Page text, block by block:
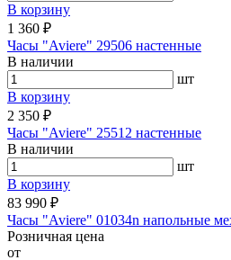
В корзину
1 360 ₽
Часы "Aviere" 29506 настенные
В наличии
шт
В корзину
2 350 ₽
Часы "Aviere" 25512 настенные
В наличии
шт
В корзину
83 990 ₽
Часы "Aviere" 01034n напольные
Розничная цена
от